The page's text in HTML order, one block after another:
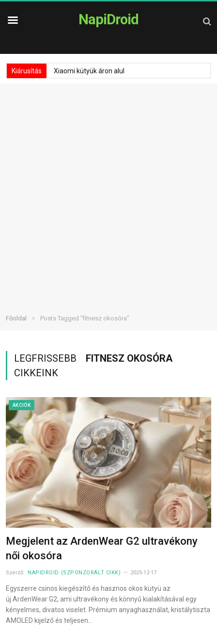
NapiDroid
Kiárusítás Xiaomi kütyük áron alul
Főoldal » Posts Tagged "fitnesz okosóra"
LEGFRISSEBB
FITNESZ OKOSÓRA
CIKKEINK
AKCIÓK
Megjelent az ArdenWear G2 ultravékony
női okosóra
Szerző: NAPIDROID (SZPONZORÁLT CIKK) 2025-12-17
Egyszerre csinos kiegészítő és hasznos okos kütyü az
új ArdenWear G2, ami ultravékony és könnyű kialakításával egy
kényelmes, divatos viselet. Prémium anyaghasználat, kristálytiszta
AMOLED kijelző és teljesen…